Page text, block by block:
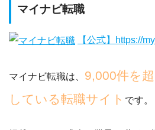
マイナビ転職
【公式】https://
マイナビ転職は、 9,000件を
している転職サイト です。